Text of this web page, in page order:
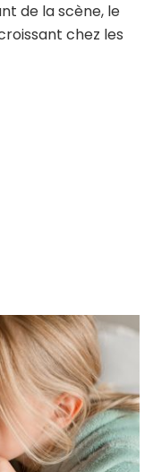
de la scène, le
chez les